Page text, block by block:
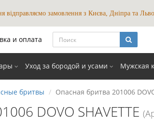
замовлення з Києва, Дніпра та
и оплата
Уход за бородой и усами Мужская
бритвы Опасная бритва 201006
закрыть
DOVO SHAVETTE